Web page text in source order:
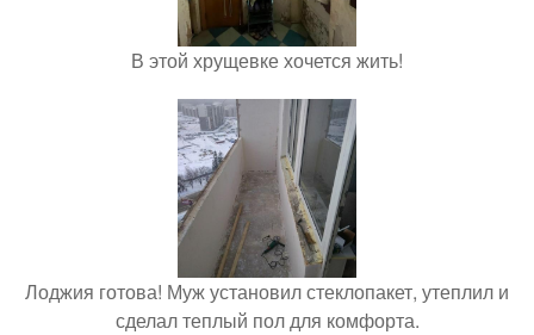
В этой хрущевке хочется жить!
Лоджия готова! Муж установил стеклопакет, утеплил и
сделал теплый пол для комфорта.